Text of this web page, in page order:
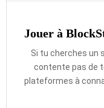
Jouer à
Si tu cherches un
contente pas de
plateformes à